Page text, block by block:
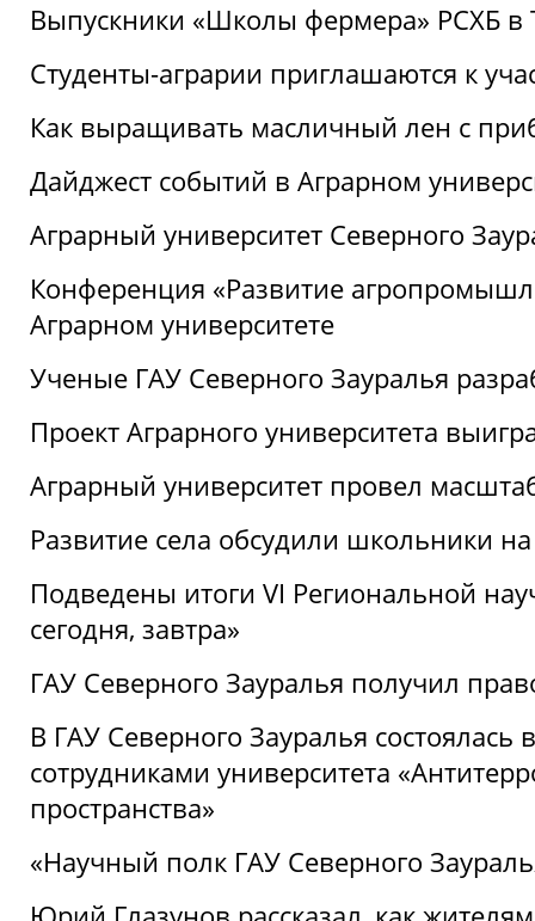
Выпускники «Школы фермера» РСХБ
Студенты-аграрии приглашаются к
Как выращивать масличный лен с
Дайджест событий в Аграрном
Аграрный университет Северного
Конференция «Развитие
Аграрном университете
Ученые ГАУ Северного Зауралья
Проект Аграрного университета
Аграрный университет провел
Развитие села обсудили школьники
Подведены итоги VI Региональной
сегодня, завтра»
ГАУ Северного Зауралья получил
В ГАУ Северного Зауралья состоялась
сотрудниками университета
пространства»
«Научный полк ГАУ Северного